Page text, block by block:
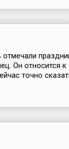
Он относится к
точно